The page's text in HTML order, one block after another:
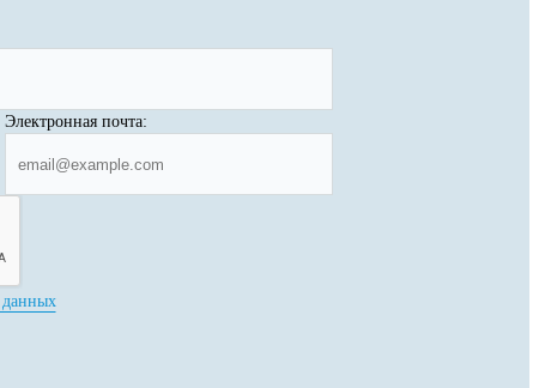
Электронная почта:
данных